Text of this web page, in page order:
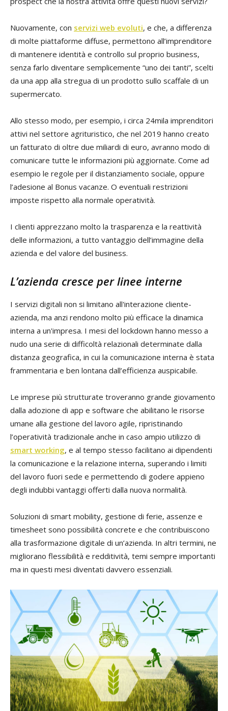
Nuovamente, con servizi web evoluti, e che, a differenza
di molte piattaforme diffuse, permettono all’imprenditore
di mantenere identità e controllo sul proprio business,
senza farlo diventare semplicemente “uno dei tanti”, scelti
da una app alla stregua di un prodotto sullo scaffale di un
supermercato.
Allo stesso modo, per esempio, i circa 24mila imprenditori
attivi nel settore agrituristico, che nel 2019 hanno creato
un fatturato di oltre due miliardi di euro, avranno modo di
comunicare tutte le informazioni più aggiornate. Come ad
esempio le regole per il distanziamento sociale, oppure
l’adesione al Bonus vacanze. O eventuali restrizioni
imposte rispetto alla normale operatività.
I clienti apprezzano molto la trasparenza e la reattività
delle informazioni, a tutto vantaggio dell’immagine della
azienda e del valore del business.
L’azienda cresce per linee interne
I servizi digitali non si limitano all'interazione cliente-
azienda, ma anzi rendono molto più efficace la dinamica
interna a un'impresa. I mesi del lockdown hanno messo a
nudo una serie di difficoltà relazionali determinate dalla
distanza geografica, in cui la comunicazione interna è stata
frammentaria e ben lontana dall’efficienza auspicabile.
Le imprese più strutturate troveranno grande giovamento
dalla adozione di app e software che abilitano le risorse
umane alla gestione del lavoro agile, ripristinando
l’operatività tradizionale anche in caso ampio utilizzo di
smart working, e al tempo stesso facilitano ai dipendenti
la comunicazione e la relazione interna, superando i limiti
del lavoro fuori sede e permettendo di godere appieno
degli indubbi vantaggi offerti dalla nuova normalità.
Soluzioni di smart mobility, gestione di ferie, assenze e
timesheet sono possibilità concrete e che contribuiscono
alla trasformazione digitale di un’azienda. In altri termini, ne
migliorano flessibilità e redditività, temi sempre importanti
ma in questi mesi diventati davvero essenziali.